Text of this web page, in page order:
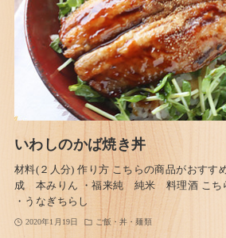
いわしのかば焼き丼
材料(２人分) 作り方 こちらの商品がおす
成 本みりん ・福来純 純米 料理酒 こち
・うなぎちらし
2020年1月19日 ご飯・丼・麺類